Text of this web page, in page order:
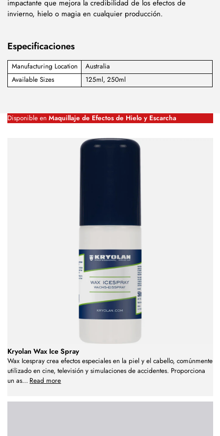
impactante que mejora la credibilidad de los efectos de
invierno, hielo o magia en cualquier producción.
Especificaciones
Manufacturing Location
Australia
Available Sizes
125ml, 250ml
Disponible en Maquillaje de Efectos de Hielo y Escarcha
Kryolan Wax Ice Spray
Wax Icespray crea efectos especiales en la piel y el cabello, comúnmente
utilizado en cine, televisión y simulaciones de accidentes. Proporciona
un as... Read more